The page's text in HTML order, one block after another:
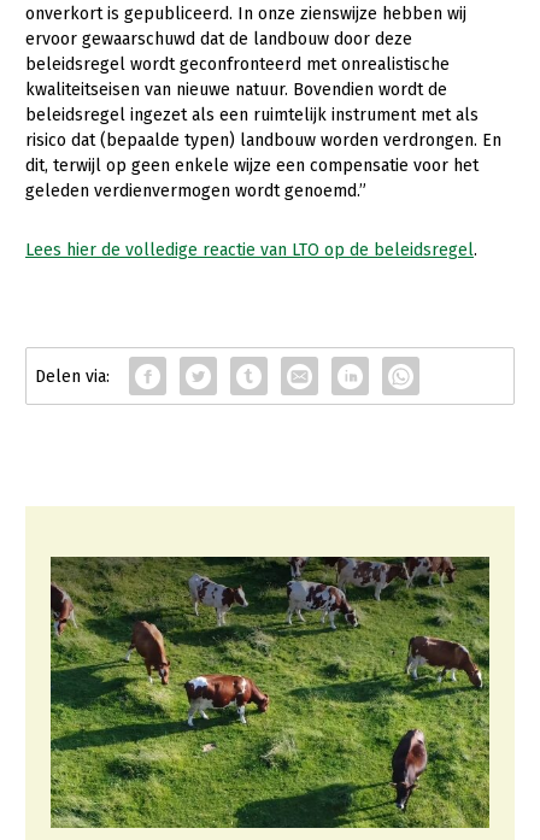
Kalverhouderij
Konijnenhouderij
Melkveehouderij
Paardenhouderij
Pluimveehouderij
Biologische Landbouw
Bollenteelt
Bomen, vaste planten en zomerbloemen
Fruitteelt
Glastuinbouw
Multifunctioneel
Vrouw en Bedrijf
Onderwerpen
Nieuws
Nieuwsabonnement
Webinars
Bestuur en Directie
Medewerkers
Jaarverslag 2023
Vacatures
onverkort is gepubliceerd. In onze zienswijze hebben wij
ervoor gewaarschuwd dat de landbouw door deze
beleidsregel wordt geconfronteerd met onrealistische
kwaliteitseisen van nieuwe natuur. Bovendien wordt de
beleidsregel ingezet als een ruimtelijk instrument met als
risico dat (bepaalde typen) landbouw worden verdrongen. En
dit, terwijl op geen enkele wijze een compensatie voor het
geleden verdienvermogen wordt genoemd.”
Lees hier de volledige reactie van LTO op de beleidsregel.